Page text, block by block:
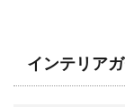
インテリア